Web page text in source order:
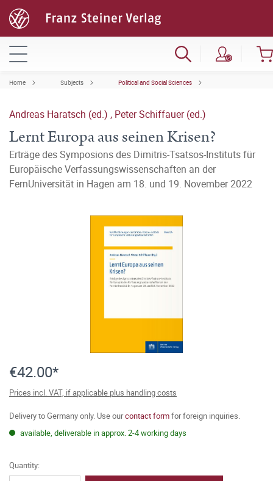
Home Subjects Political and Social Sciences
Andreas Haratsch (ed.) , Peter Schiffauer (ed.)
Lernt Europa aus seinen Krisen?
Erträge des Symposions des Dimitris-Tsatsos-Instituts für
Europäische Verfassungswissenschaften an der
FernUniversität in Hagen am 18. und 19. November 2022
€42.00*
Prices incl. VAT, if applicable plus handling costs
Delivery to Germany only. Use ourcontact formfor foreign inquiries.
available, deliverable in approx. 2-4 working days
Quantity: